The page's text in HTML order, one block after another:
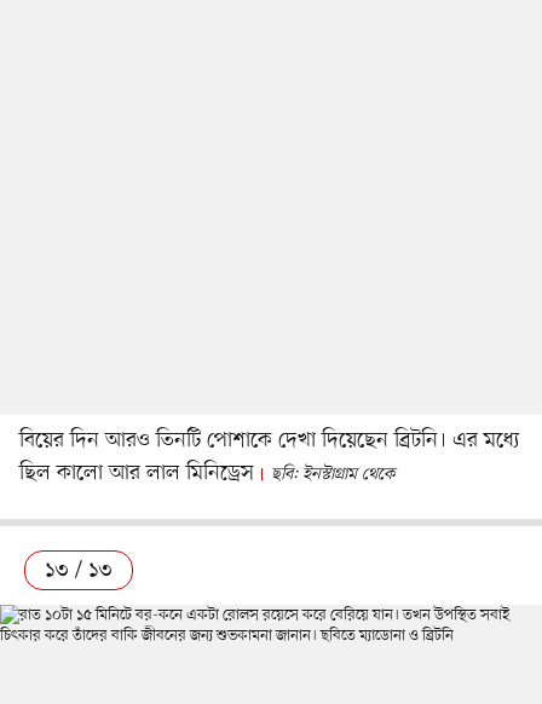
বিয়ের দিন আরও তিনটি পোশাকে দেখা দিয়েছেন ব্রিটনি। এর মধ্যে
ছিল কালো আর লাল মিনিড্রেস
ছবি: ইনস্টাগ্রাম থেকে
১৩ / ১৩